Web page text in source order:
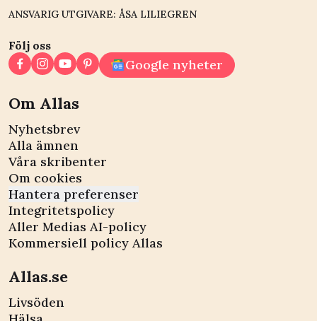
ANSVARIG UTGIVARE: ÅSA LILIEGREN
Följ oss
Google nyheter
Om Allas
Nyhetsbrev
Alla ämnen
Våra skribenter
Om cookies
Hantera preferenser
Integritetspolicy
Aller Medias AI-policy
Kommersiell policy Allas
Allas.se
Livsöden